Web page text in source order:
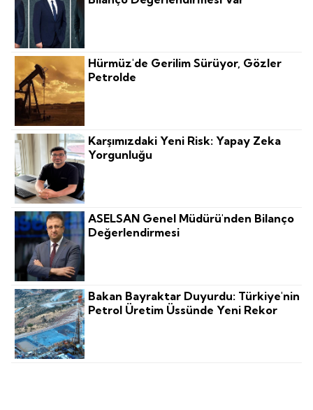
Hürmüz'de Gerilim Sürüyor, Gözler
Petrolde
Karşımızdaki Yeni Risk: Yapay Zeka
Yorgunluğu
ASELSAN Genel Müdürü'nden Bilanço
Değerlendirmesi
Bakan Bayraktar Duyurdu: Türkiye'nin
Petrol Üretim Üssünde Yeni Rekor